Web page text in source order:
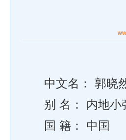
中文名： 郭晓
别 名： 内地小
国 籍： 中国